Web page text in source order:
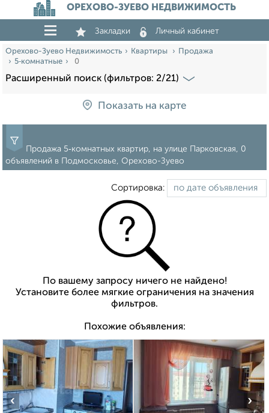
ОРЕХОВО-ЗУЕВО НЕДВИЖИМОСТЬ
Закладки Личный кабинет
Орехово-Зуево Недвижимость Квартиры
Продажа
5‑комнатные
0
Расширенный поиск (фильтров: 2/21)
Показать на карте
Продажа 5‑комнатных квартир, на улице Парковская, 0
объявлений в Подмосковье, Орехово-Зуево
Сортировка:
По вашему запросу ничего не найдено!
Установите более мягкие ограничения на значения
фильтров.
Похожие объявления:
‹ ›